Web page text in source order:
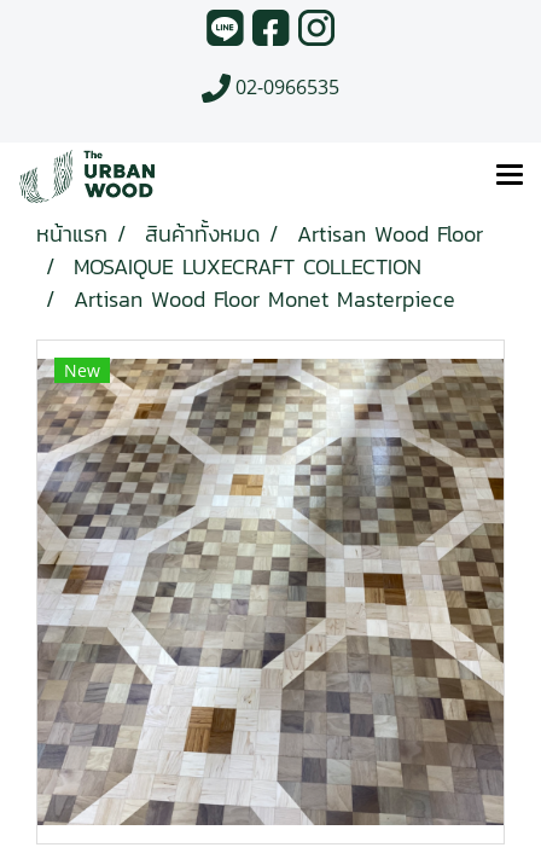
02-0966535
หน้าแรก สินค้าทั้งหมด
Artisan Wood Floor
MOSAIQUE LUXECRAFT COLLECTION
Artisan Wood Floor Monet Masterpiece
New